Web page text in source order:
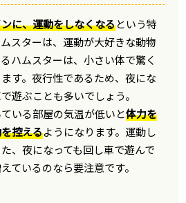
に、運動をしなくなるという特
スターは、運動が大好きな動物
ハムスターは、小さい体で驚く
す。夜行性であるため、夜にな
遊ぶことも多いでしょう。
いる部屋の気温が低いと体力を
控えるようになります。運動し
、夜になっても回し車で遊んで
ているのなら要注意です。